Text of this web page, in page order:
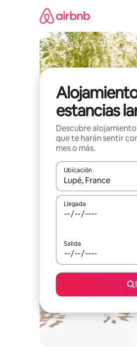
estancias
Descubre
que te harán sentir
mes o más.
Ubicación
Cuando los
Llegada
Salida